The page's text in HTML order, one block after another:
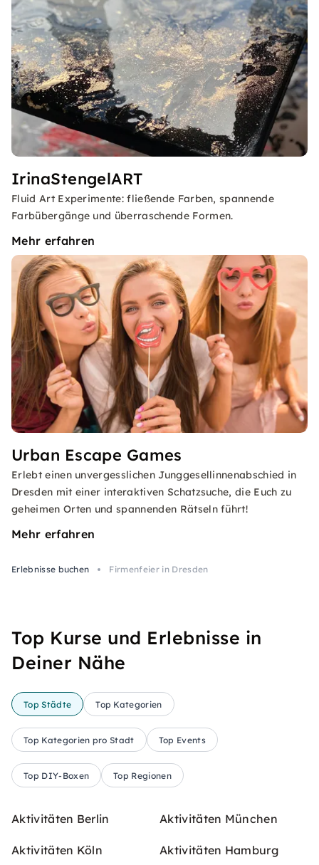
IrinaStengelART
Fluid Art Experimente: fließende Farben, spannende
Farbübergänge und überraschende Formen.
Mehr erfahren
Urban Escape Games
Erlebt einen unvergesslichen Junggesellinnenabschied in
Dresden mit einer interaktiven Schatzsuche, die Euch zu
geheimen Orten und spannenden Rätseln führt!
Mehr erfahren
Erlebnisse buchen Firmenfeier in Dresden
Top Kurse und Erlebnisse in
Deiner Nähe
Top Städte Top Kategorien
Top Kategorien pro Stadt Top Events
Top DIY-Boxen Top Regionen
Aktivitäten Berlin Aktivitäten München
Aktivitäten Köln Aktivitäten Hamburg